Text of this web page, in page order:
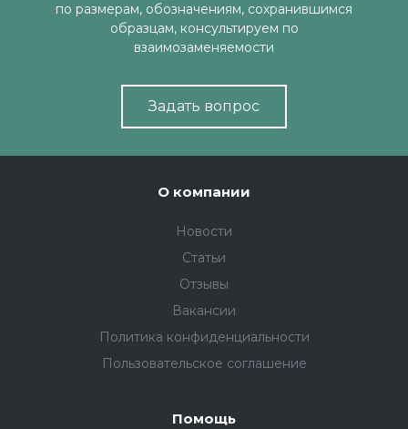
по размерам, обозначениям, сохранившимся
образцам, консультируем по
взаимозаменяемости
Задать вопрос
О компании
Новости
Статьи
Отзывы
Вакансии
Политика конфиденциальности
Пользовательское соглашение
Помощь